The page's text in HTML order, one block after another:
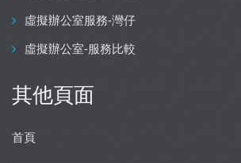
虛擬辦公室服務-灣仔
虛擬辦公室-服務比較
其他頁面
首頁